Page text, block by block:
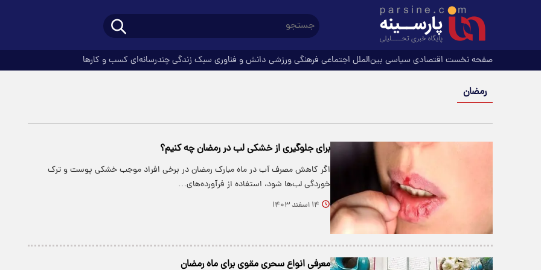
صفحه نخست اقتصادی سیاسی بین‌الملل اجتماعی فرهنگیورزشی دانش و فناوری سبک زندگیچندرسانه‌ای کسب و کارها
رمضان
برای جلوگیری از خشکی لب در رمضان چه کنیم؟
اگر کاهش مصرف آب در ماه مبارک رمضان در برخی افراد موجب خشکی پوست و ترک
خوردگی لب‌ها شود، استفاده از فرآورده‌های…
۱۴ اسفند ۱۴۰۳
معرفی انواع سحری مقوی برای ماه رمضان